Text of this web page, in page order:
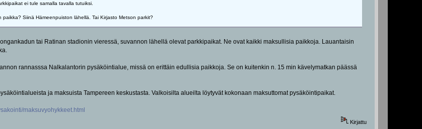
ei tule samalla tavalla tutuiksi.
Siinä Hämeenpuiston lähellä. Tai Kirjasto Metson parkit?
tai Ratinan stadionin vieressä, suvannon lähellä olevat parkkipaikat. Ne ovat kaikki maksullisia paikkoja. Lauantaisin
rannasssa Nalkalantorin pysäköintialue, missä on erittäin edullisia paikkoja. Se on kuitenkin n. 15 min kävelymatkan päässä
ja maksuista Tampereen keskustasta. Valkoisilta alueilta löytyvät kokonaan maksuttomat pysäköintipaikat.
maksuvyohykkeet.html
Kirjattu